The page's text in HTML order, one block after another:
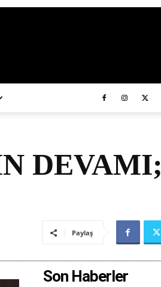
DEVAMI;
Paylaş
Son Haberler